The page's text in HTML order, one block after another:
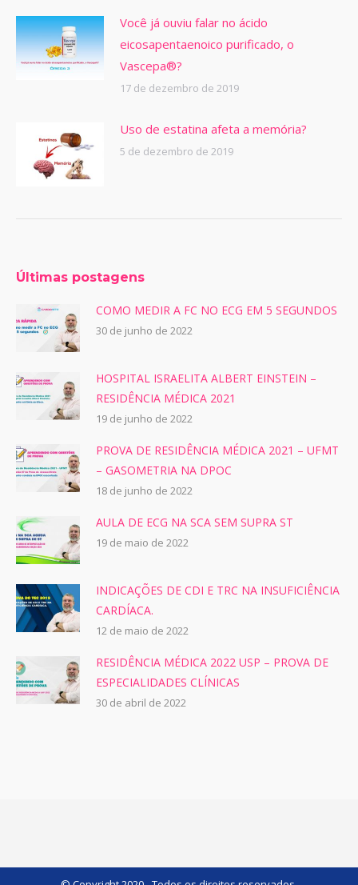
Você já ouviu falar no ácido
eicosapentaenoico purificado, o
Vascepa®?
17 de dezembro de 2019
Uso de estatina afeta a memória?
5 de dezembro de 2019
Últimas postagens
COMO MEDIR A FC NO ECG EM 5 SEGUNDOS
30 de junho de 2022
HOSPITAL ISRAELITA ALBERT EINSTEIN –
RESIDÊNCIA MÉDICA 2021
19 de junho de 2022
PROVA DE RESIDÊNCIA MÉDICA 2021 – UFMT
– GASOMETRIA NA DPOC
18 de junho de 2022
AULA DE ECG NA SCA SEM SUPRA ST
19 de maio de 2022
INDICAÇÕES DE CDI E TRC NA INSUFICIÊNCIA
CARDÍACA.
12 de maio de 2022
RESIDÊNCIA MÉDICA 2022 USP – PROVA DE
ESPECIALIDADES CLÍNICAS
30 de abril de 2022